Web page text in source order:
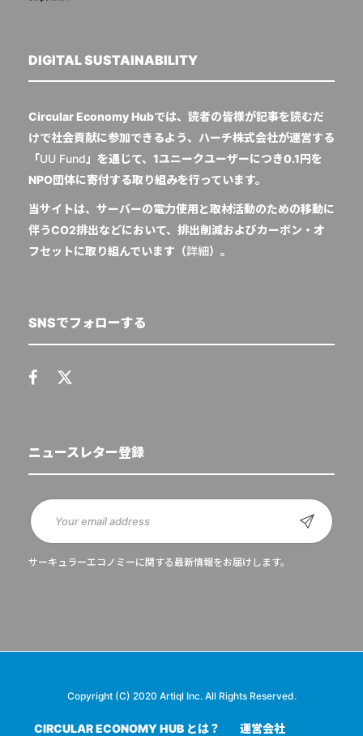
DIGITAL SUSTAINABILITY
Circular Economy Hubでは、読者の皆様が記事を読むだ
けで社会貢献に参加できるよう、ハーチ株式会社が運営する
「UU Fund 」を通じて、1ユニークユーザーにつき0.1円を
NPO団体に寄付する取り組みを行っています。
当サイトは、サーバーの電力使用と取材活動のための移動に
伴うCO2排出などにおいて、排出削減およびカーボン・オ
フセットに取り組んでいます（詳細）。
SNSでフォローする
ニュースレター登録
サーキュラーエコノミーに関する最新情報をお届けします。
Copyright (C) 2020 Artiql Inc. All Rights Reserved.
CIRCULAR ECONOMY HUB とは？ 運営会社